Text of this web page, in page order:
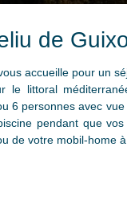
de
accueille pour un
le littoral
6 personnes avec
pendant que
de votre mobil-home